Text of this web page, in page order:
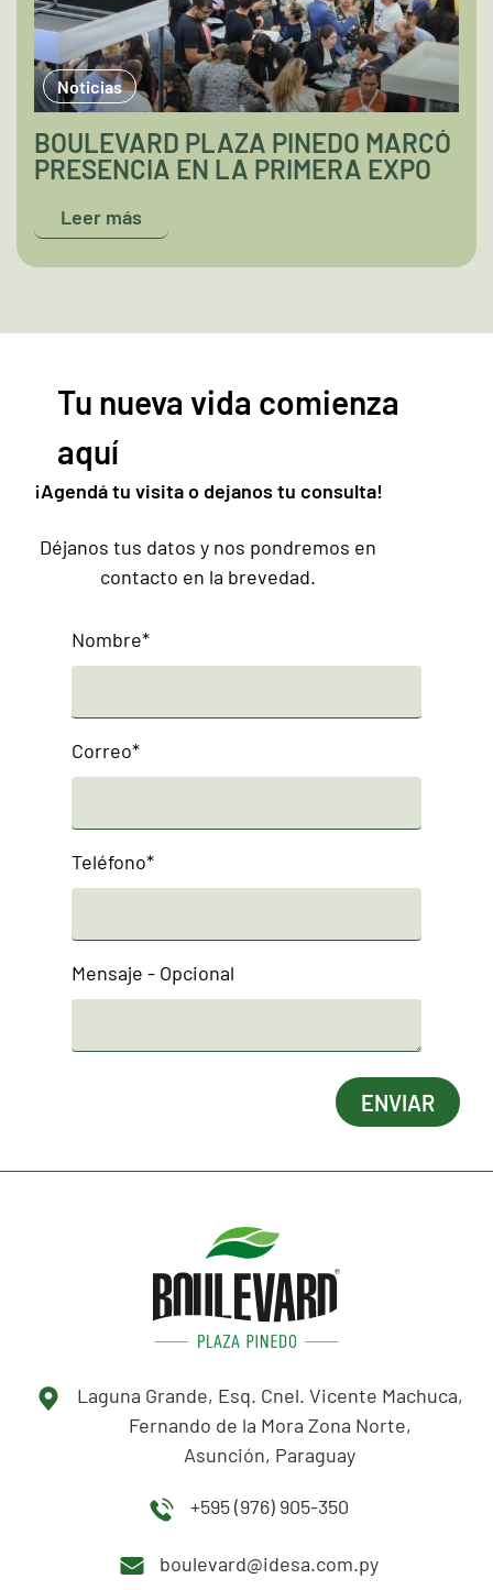
Noticias
BOULEVARD PLAZA PINEDO MARCÓ
PRESENCIA EN LA PRIMERA EXPO
2023”
Leer más
Tu nueva vida comienza
aquí
¡Agendá tu visita o dejanos tu consulta!
Déjanos tus datos y nos pondremos en
contacto en la brevedad.
Nombre*
Correo*
Teléfono*
Mensaje - Opcional
Laguna Grande, Esq. Cnel. Vicente Machuca,
Fernando de la Mora Zona Norte,
Asunción, Paraguay
+595 (976) 905-350
boulevard@idesa.com.py